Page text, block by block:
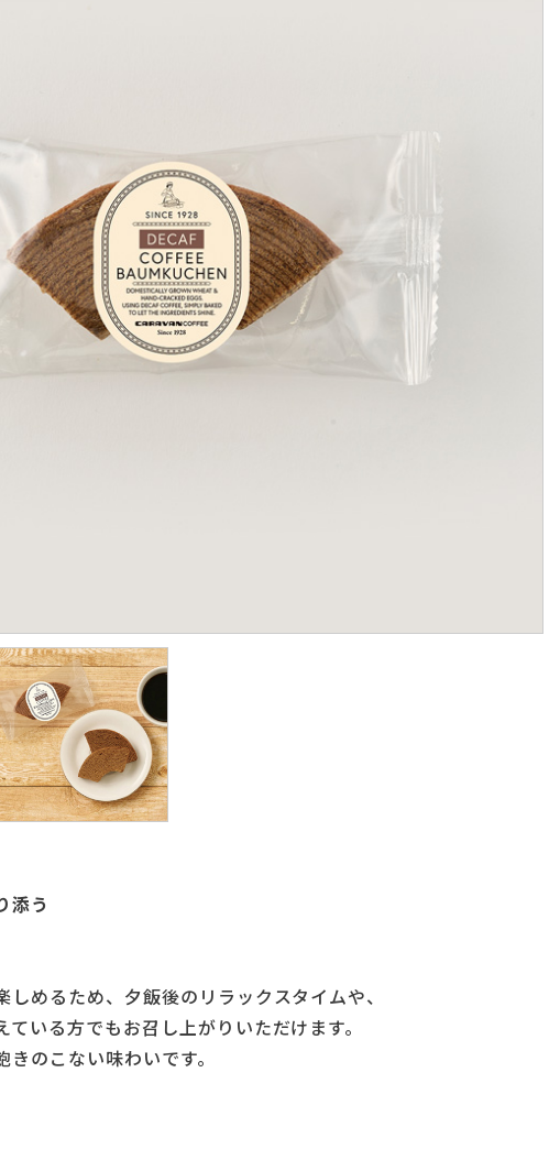
添う
めるため、夕飯後のリラックスタイムや、
いる方でもお召し上がりいただけます。
のこない味わいです。